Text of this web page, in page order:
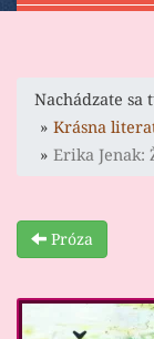
Nachádzate sa
Krásna
Erika Jenak:
Próza